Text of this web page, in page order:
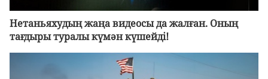
Нетаньяхудың жаңа видеосы да жалған. Оның
тағдыры туралы күмән күшейді!